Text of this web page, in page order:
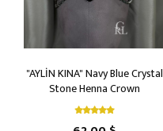
"AYLİN KINA" Navy Blue Crystal
Stone Henna Crown